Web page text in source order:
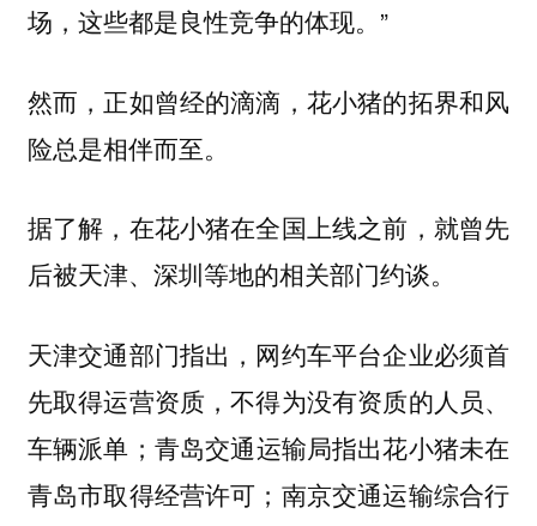
场，这些都是良性竞争的体现。”
然而，正如曾经的滴滴，花小猪的拓界和风
险总是相伴而至。
据了解，在花小猪在全国上线之前，就曾先
后被天津、深圳等地的相关部门约谈。
天津交通部门指出，网约车平台企业必须首
先取得运营资质，不得为没有资质的人员、
车辆派单；青岛交通运输局指出花小猪未在
青岛市取得经营许可；南京交通运输综合行